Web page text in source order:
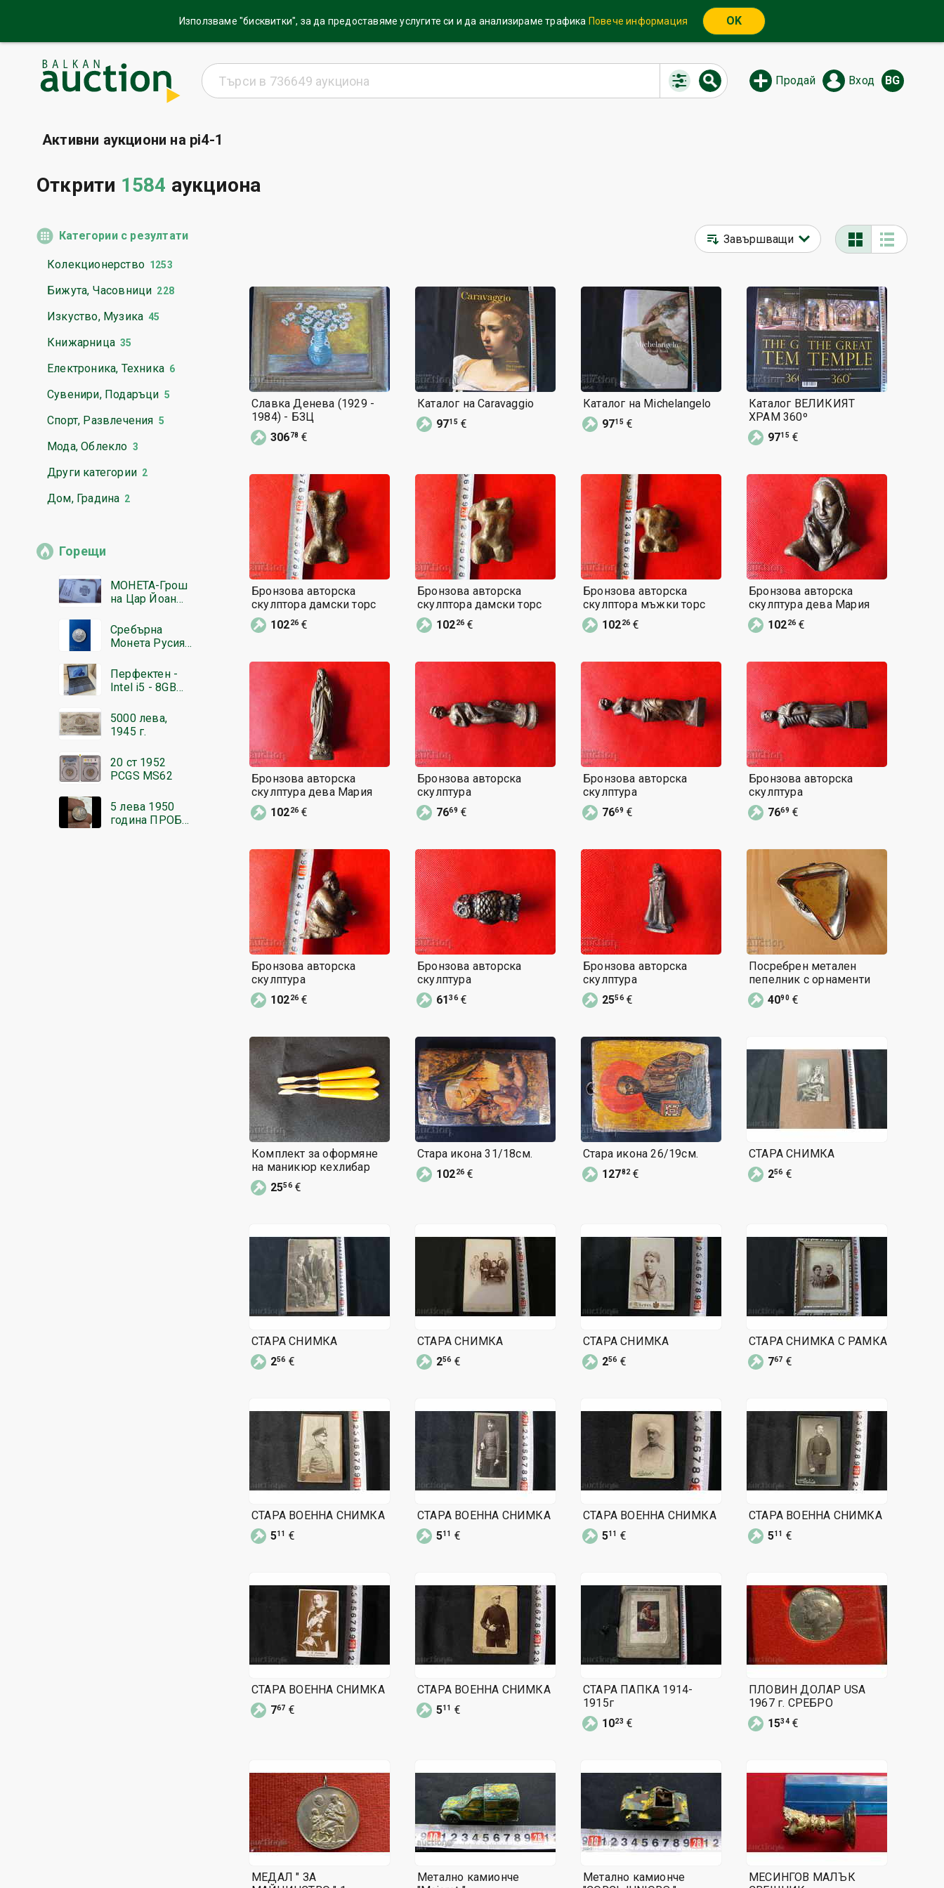
Използваме "бисквитки", за да предоставяме услугите си и да анализираме трафика Повече информация OK
Продай Вход BG
Активни аукциони на pi4-1
Открити 1584 аукциона
Категории с резултати
Колекционерство 1253
Бижута, Часовници 228
Изкуство, Музика 45
Книжарница 35
Електроника, Техника 6
Сувенири, Подаръци 5
Спорт, Развлечения 5
Мода, Облекло 3
Други категории 2
Дом, Градина 2
Горещи
МОНЕТА-Грош
на Цар Йоан
GC-MS62*-от
0,01€
Сребърна
Монета Русия 1
БЗЦ
Перфектен -
Intel i5 - 8GB
NVME - Acer
5000 лева,
1945 г.
20 ст 1952
PCGS MS62
5 лева 1950
година ПРОБА
Славка Денева (1929 -
1984) - БЗЦ
30678 €
Каталог на Caravaggio
9715 €
Каталог на Michelangelo
9715 €
Каталог ВЕЛИКИЯТ
ХРАМ 360º
9715 €
Бронзова авторска
скулптора дамски торс
10226 €
Бронзова авторска
скулптора дамски торс
10226 €
Бронзова авторска
скулптора мъжки торс
10226 €
Бронзова авторска
скулптура дева Мария
10226 €
Бронзова авторска
скулптура дева Мария
10226 €
Бронзова авторска
скулптура
7669 €
Бронзова авторска
скулптура
7669 €
Бронзова авторска
скулптура
7669 €
Бронзова авторска
скулптура
10226 €
Бронзова авторска
скулптура
6136€
Бронзова авторска
скулптура
2556€
Посребрен метален
пепелник с орнаменти
4090€
Комплект за оформяне
на маникюр кехлибар
2556€
Стара икона 31/18см.
10226 €
Стара икона 26/19см.
12782€
СТАРА СНИМКА
256 €
СТАРА СНИМКА
256 €
СТАРА СНИМКА
256 €
СТАРА СНИМКА
256 €
СТАРА СНИМКА С РАМКА
767 €
СТАРА ВОЕННА СНИМКА
511 €
СТАРА ВОЕННА СНИМКА
511 €
СТАРА ВОЕННА СНИМКА
511 €
СТАРА ВОЕННА СНИМКА
511 €
СТАРА ВОЕННА СНИМКА
767 €
СТАРА ВОЕННА СНИМКА
511 €
СТАРА ПАПКА 1914-
1915г
1023 €
ПЛОВИН ДОЛАР USA
1967 г. СРЕБРО
1534€
МЕДАЛ " ЗА
Метално камионче
Метално камионче
МЕСИНГОВ МАЛЪК